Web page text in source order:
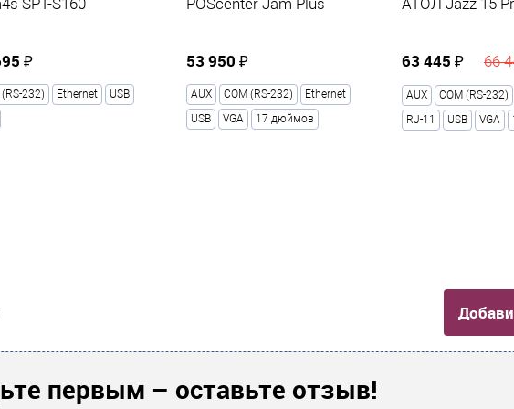
372 / 252 / 290
SPT-S160
₽
232) Ethernet
USB
POScenter Jam Plus
53 950 ₽
AUX COM (RS-232)
Ethernet
USB
VGA 17 дюймов
АТОЛ Jazz 15
63 445 ₽ 66
AUX COM (RS-232)
RJ-11
USB VGA
первым – оставьте отзыв!